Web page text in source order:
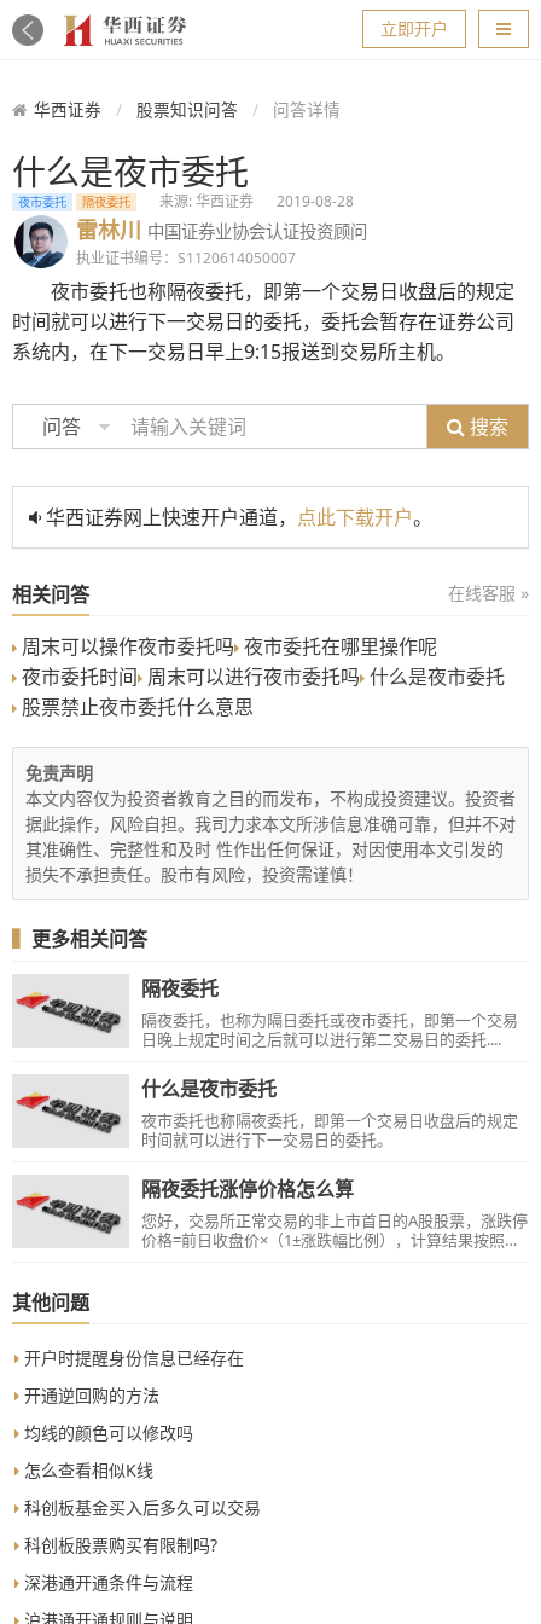
导航
立即开户
华西证券 股票知识问答 问答详情
什么是夜市委托
夜市委托 隔夜委托 来源: 华西证券 2019-08-28
雷林川 中国证券业协会认证投资顾问
执业证书编号：S1120614050007
夜市委托也称隔夜委托，即第一个交易日收盘后的规定
时间就可以进行下一交易日的委托，委托会暂存在证券公司
系统内，在下一交易日早上9:15报送到交易所主机。
问答 搜索
华西证券网上快速开户通道， 点此下载开户。
相关问答 在线客服 »
周末可以操作夜市委托吗 夜市委托在哪里操作呢
夜市委托时间 周末可以进行夜市委托吗 什么是夜市委托
股票禁止夜市委托什么意思
免责声明
本文内容仅为投资者教育之目的而发布，不构成投资建议。投资者
据此操作，风险自担。我司力求本文所涉信息准确可靠，但并不对
其准确性、完整性和及时 性作出任何保证，对因使用本文引发的
损失不承担责任。股市有风险，投资需谨慎！
▍ 更多相关问答
隔夜委托
隔夜委托，也称为隔日委托或夜市委托，即第一个交易
日晚上规定时间之后就可以进行第二交易日的委托....
什么是夜市委托
夜市委托也称隔夜委托，即第一个交易日收盘后的规定
时间就可以进行下一交易日的委托。
隔夜委托涨停价格怎么算
您好，交易所正常交易的非上市首日的A股股票，涨跌停
价格=前日收盘价×（1±涨跌幅比例），计算结果按照四
其他问题
开户时提醒身份信息已经存在
开通逆回购的方法
均线的颜色可以修改吗
怎么查看相似K线
科创板基金买入后多久可以交易
科创板股票购买有限制吗?
深港通开通条件与流程